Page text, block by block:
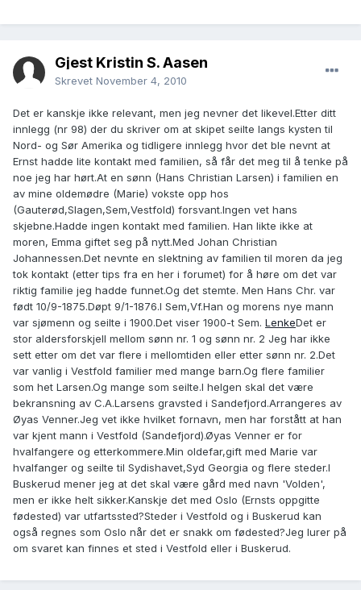
Gjest Kristin S. Aasen
Skrevet November 4, 2010
Det er kanskje ikke relevant, men jeg nevner det likevel.Etter ditt
innlegg (nr 98) der du skriver om at skipet seilte langs kysten til
Nord- og Sør Amerika og tidligere innlegg hvor det ble nevnt at
Ernst hadde lite kontakt med familien, så får det meg til å tenke på
noe jeg har hørt.At en sønn (Hans Christian Larsen) i familien en
av mine oldemødre (Marie) vokste opp hos
(Gauterød,Slagen,Sem,Vestfold) forsvant.Ingen vet hans
skjebne.Hadde ingen kontakt med familien. Han likte ikke at
moren, Emma giftet seg på nytt.Med Johan Christian
Johannessen.Det nevnte en slektning av familien til moren da jeg
tok kontakt (etter tips fra en her i forumet) for å høre om det var
riktig familie jeg hadde funnet.Og det stemte. Men Hans Chr. var
født 10/9-1875.Døpt 9/1-1876.I Sem,Vf.Han og morens nye mann
var sjømenn og seilte i 1900.Det viser 1900-t Sem. LenkeDet er
stor aldersforskjell mellom sønn nr. 1 og sønn nr. 2 Jeg har ikke
sett etter om det var flere i mellomtiden eller etter sønn nr. 2.Det
var vanlig i Vestfold familier med mange barn.Og flere familier
som het Larsen.Og mange som seilte.I helgen skal det være
bekransning av C.A.Larsens gravsted i Sandefjord.Arrangeres av
Øyas Venner.Jeg vet ikke hvilket fornavn, men har forstått at han
var kjent mann i Vestfold (Sandefjord).Øyas Venner er for
hvalfangere og etterkommere.Min oldefar,gift med Marie var
hvalfanger og seilte til Sydishavet,Syd Georgia og flere steder.I
Buskerud mener jeg at det skal være gård med navn 'Volden',
men er ikke helt sikker.Kanskje det med Oslo (Ernsts oppgitte
fødested) var utfartssted?Steder i Vestfold og i Buskerud kan
også regnes som Oslo når det er snakk om fødested?Jeg lurer på
om svaret kan finnes et sted i Vestfold eller i Buskerud.